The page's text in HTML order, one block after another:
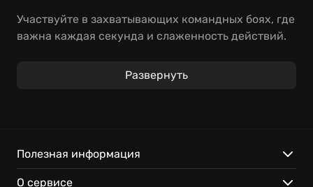
Участвуйте в захватывающих командных боях, где
важна каждая секунда и слаженность действий.
докажите своё превосходство в небе.
техника.
Разнообразные игровые режимы и карты.
Развернуть
Полезная информация
О сервисе